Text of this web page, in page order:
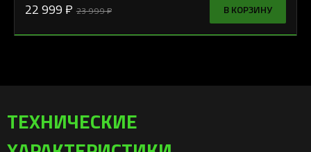
22 999 ₽ 23 999 ₽ В КОРЗИНУ
ТЕХНИЧЕСКИЕ